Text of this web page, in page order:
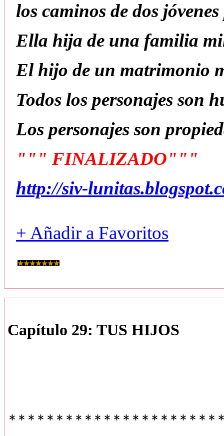
los caminos de dos
Ella hija de una familia
El hijo de un matrimonio
Todos los personajes son
Los personajes son
""" FINALIZADO"""
http://siv-
+ Añadir a Favoritos
Capítulo 29: TUS HIJOS